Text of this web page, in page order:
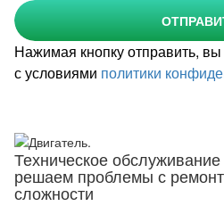
Нажимая кнопку отправить,
с условиями политики
Техническое обслуживание на Range Rover —
решаем проблемы с
сложности